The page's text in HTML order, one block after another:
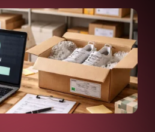
ПОП-ОБЪЯВЛЕНИЯ
PUSH-ОБЪЯВЛЕНИЯ
РЕКЛАМА В TIKTOK
ФУНКЦИИ
ОБЪЯВЛЕНИЯ